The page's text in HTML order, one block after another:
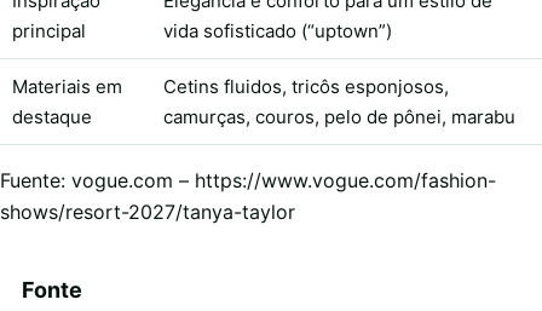
principal
vida sofisticado (“uptown”)
Materiais em
destaque
Cetins fluidos, tricôs esponjosos,
camurças, couros, pelo de pônei, marabu
Fuente: vogue.com – https://www.vogue.com/fashion-
shows/resort-2027/tanya-taylor
Fonte